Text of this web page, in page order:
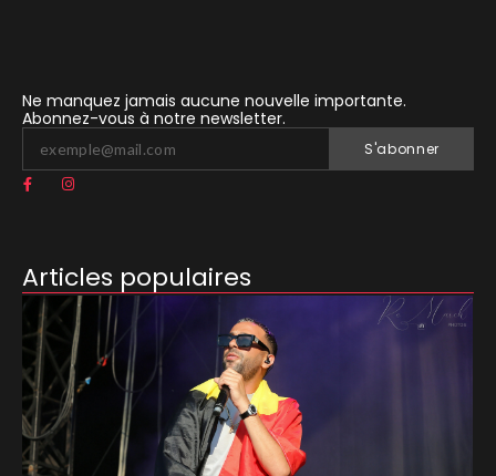
Ne manquez jamais aucune nouvelle importante.
Abonnez-vous à notre newsletter.
S'abonner
Articles populaires